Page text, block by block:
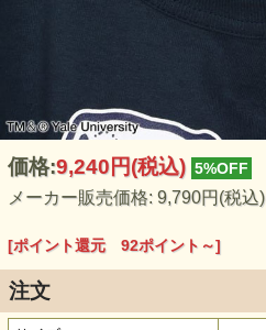
価格:9,240円(税込) 5%OFF
メーカー販売価格: 9,790円(税込)
[ポイント還元 92ポイント～]
注文